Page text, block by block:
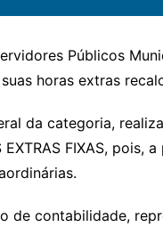
Públicos
horas extras
da categoria,
EXTRAS FIXAS,
de contabilidade,